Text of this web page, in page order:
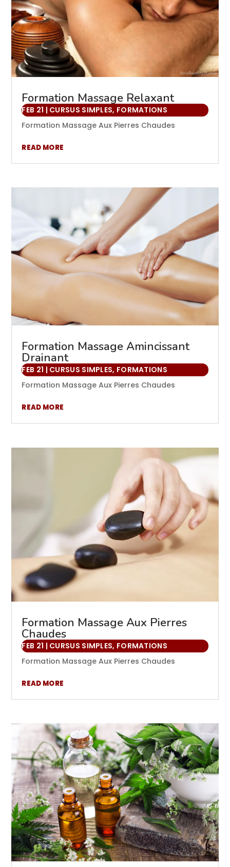
Formation Massage Relaxant
FEB 21 | CURSUS SIMPLES, FORMATIONS
Formation Massage Aux Pierres Chaudes
READ MORE
Formation Massage Amincissant
Drainant
FEB 21 | CURSUS SIMPLES, FORMATIONS
Formation Massage Aux Pierres Chaudes
READ MORE
Formation Massage Aux Pierres
Chaudes
FEB 21 | CURSUS SIMPLES, FORMATIONS
Formation Massage Aux Pierres Chaudes
READ MORE